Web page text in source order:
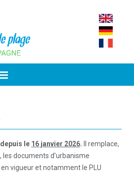
le 16 janvier 2026. Il remplace,
documents d’urbanisme
vigueur et notamment le PLU